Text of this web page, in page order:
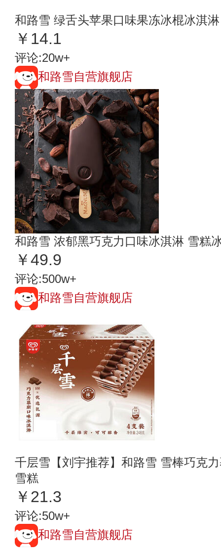
和路雪 绿舌头苹果口味果冻冰棍冰淇
￥14.1
评论:20w+
和路雪自营旗舰店
和路雪 浓郁黑巧克力口味冰淇淋 雪糕
￥49.9
评论:500w+
和路雪自营旗舰店
千层雪【刘宇推荐】和路雪 雪棒巧克
雪糕
￥21.3
评论:50w+
和路雪自营旗舰店